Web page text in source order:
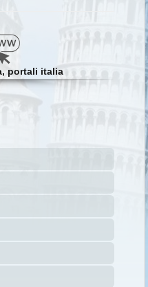
portali italia